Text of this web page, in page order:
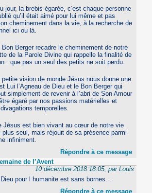
jour, la brebis égarée, c’est chaque personne
qu’il était aimé pour lui même et pas
cheminement dans la vie, à la recherche de
ici ou là.
Bon Berger recadre le cheminement de notre
de la Parole Divine qui rappelle la finalité de
: que pas un seul des petits ne soit perdu.
petite vision de monde Jésus nous donne une
Lui l’Agneau de Dieu et le Bon Berger qui
simplement de revenir à l’abri de Son Amour
égaré par nos passions matérielles et
temporelles.
Jésus est bien vivant au cœur de notre vie
seul, mais réjouit de sa présence parmi
infiniment.
Répondre à ce message
de l’Avent
10 décembre 2018 18:05, par Louis
pour l humanite est sans bornes. .
Répondre à ce message